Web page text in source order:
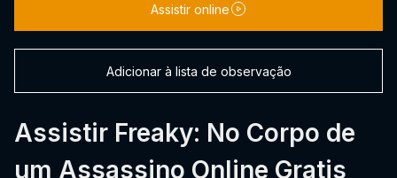
Assistir Freaky: No Corpo de
um Assassino Online Gratis
Assistir online
Adicionar à lista de observação